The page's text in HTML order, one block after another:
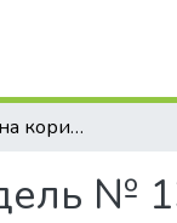
Опис до патенту на корисну модель № 137475 "Відцентровий ущільнювач флотошламу із розсікачем"
№